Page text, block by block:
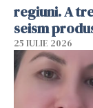
regiuni. A
seism
25 IULIE 2026